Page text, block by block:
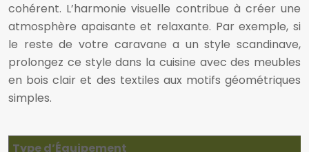
cohérent. L’harmonie visuelle contribue à créer une
atmosphère apaisante et relaxante. Par exemple, si
le reste de votre caravane a un style scandinave,
prolongez ce style dans la cuisine avec des meubles
en bois clair et des textiles aux motifs géométriques
simples.
Type d’Équipement